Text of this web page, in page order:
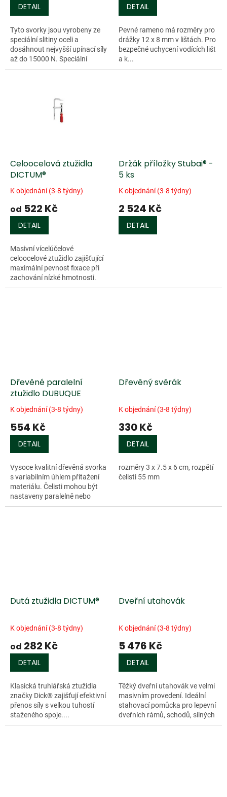
DETAIL
Tyto svorky jsou vyrobeny ze
speciální slitiny oceli a
dosáhnout nejvyšší upínací síly
až do 15000 N. Speciální
ztužidlo umožňující díky své
DETAIL
Pevné rameno má rozměry pro
drážky 12 x 8 mm v lištách. Pro
bezpečné uchycení vodících lišt
a k...
Celoocelová ztužidla
DICTUM®
K objednání (3-8 týdny)
od 522 Kč
DETAIL
Masivní vícelúčelové
celoocelové ztužidlo zajišťující
maximální pevnost fixace při
zachování nízké hmotnosti.
Poniklované rameno a
Držák příložky Stubai® -
5 ks
K objednání (3-8 týdny)
2 524 Kč
DETAIL
Dřevěné paralelní
ztužidlo DUBUQUE
K objednání (3-8 týdny)
554 Kč
DETAIL
Vysoce kvalitní dřevěná svorka
s variabilním úhlem přitažení
materiálu. Čelisti mohou být
nastaveny paralelně nebo
pod...
Dřevěný svěrák
K objednání (3-8 týdny)
330 Kč
DETAIL
rozměry 3 x 7.5 x 6 cm, rozpětí
čelisti 55 mm
Dutá ztužidla DICTUM®
K objednání (3-8 týdny)
od 282 Kč
DETAIL
Klasická truhlářská ztužidla
značky Dick® zajišťují efektivní
přenos síly s velkou tuhostí
staženého spoje....
Dveřní utahovák
K objednání (3-8 týdny)
5 476 Kč
DETAIL
Těžký dveřní utahovák ve velmi
masivním provedení. Ideální
stahovací pomůcka pro lepevní
dveřních rámů, schodů, silných
desek. Trapézový závit,